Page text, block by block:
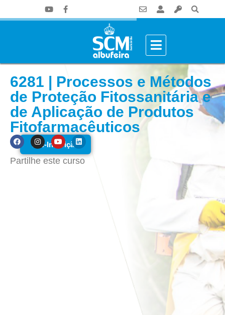
6281 | Processos e Métodos
de Proteção Fitossanitária e
de Aplicação de Produtos
Fitofarmacêuticos
Pré-Inscrição
Partilhe este curso